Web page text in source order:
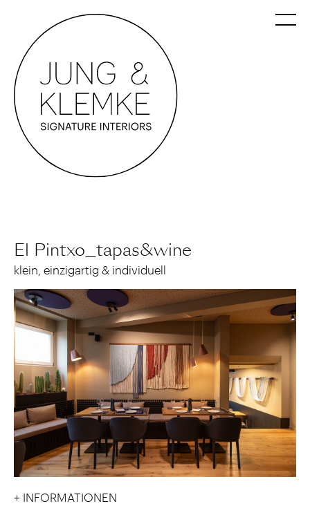
El Pintxo_tapas&wine
klein, einzigartig & individuell
+ INFORMATIONEN